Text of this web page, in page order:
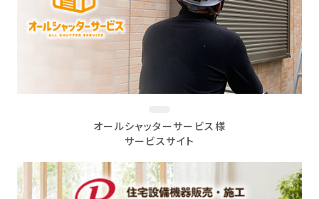
オールシャッターサービス様
サービスサイト